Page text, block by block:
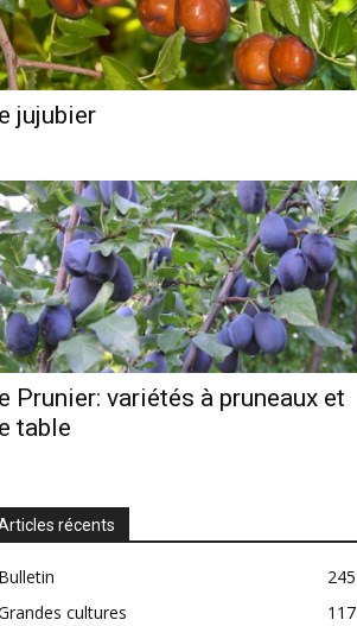
jujubier
Prunier: variétés à pruneaux et
table
récents
245
cultures
117